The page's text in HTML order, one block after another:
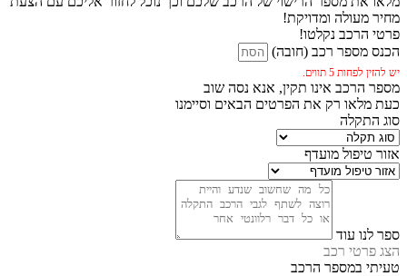
מחיר מעולה ומדויקת!
פרטי הרכב נקלטו!
הכנס מספר רכב (חובה)
יש להזין לפחות 5 תווים.
מספר הרכב אינו תקין, אנא נסה שוב
כעת מלאו רק את הפרטים הבאים וסיימנו
סוג התקלה
אזור טיפול מועדף
ספר לנו עוד
הצג פרטי רכב
טעיתי במספר הרכב